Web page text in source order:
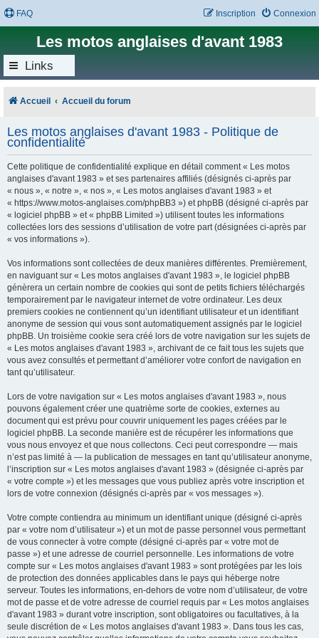
FAQ Connexion
Inscription
Les motos anglaises d'avant 1983
Links
Accueil Accueil du forum
Les motos anglaises d'avant 1983 - Politique de
confidentialité
Cette politique de confidentialité explique en détail comment « Les motos
anglaises d'avant 1983 » et ses partenaires affiliés (désignés ci-après par
« nous », « notre », « nos », « Les motos anglaises d'avant 1983 » et
« https://www.motos-anglaises.com/phpBB3 ») et phpBB (désigné ci-après par
« logiciel phpBB » et « phpBB Limited ») utilisent toutes les informations
collectées lors des sessions d’utilisation de votre part (désignées ci-après par
« vos informations »).
Vos informations sont collectées de deux manières différentes. Premièrement,
en naviguant sur « Les motos anglaises d'avant 1983 », le logiciel phpBB
génèrera un certain nombre de cookies qui sont de petits fichiers téléchargés
temporairement par le navigateur internet de votre ordinateur. Les deux
premiers cookies ne contiennent qu’un identifiant utilisateur et un identifiant
anonyme de session qui vous sont automatiquement assignés par le logiciel
phpBB. Un troisième cookie sera créé lors de votre navigation sur les sujets de
« Les motos anglaises d'avant 1983 », archivant de ce fait tous les sujets que
vous avez consultés et permettant d’améliorer votre confort de navigation en
tant qu’utilisateur.
Lors de votre navigation sur « Les motos anglaises d'avant 1983 », nous
pouvons également créer une quatrième sorte de cookies, externes au
document qui est prévu pour couvrir uniquement les pages créées par le
logiciel phpBB. La seconde manière est de récupérer les informations que
vous nous envoyez et que nous collectons. Ceci peut correspondre — mais
n’est pas limité à — la publication de messages en tant qu’utilisateur anonyme,
l’inscription sur « Les motos anglaises d'avant 1983 » (désignée ci-après par
« votre compte ») et les messages que vous publiez après votre inscription et
lors de votre connexion (désignés ci-après par « vos messages »).
Votre compte contiendra au minimum un identifiant unique (désigné ci-après
par « votre nom d’utilisateur ») et un mot de passe personnel vous permettant
de vous connecter à votre compte (désigné ci-après par « votre mot de
passe ») et une adresse de courriel personnelle. Les informations de votre
compte sur « Les motos anglaises d'avant 1983 » sont protégées par les lois
de protection des données applicables dans le pays qui héberge notre
serveur. Toutes les informations, en-dehors de votre nom d’utilisateur, de votre
mot de passe et de votre adresse de courriel requis par « Les motos anglaises
d'avant 1983 » durant votre inscription, sont obligatoires ou facultatives, à la
seule discrétion de « Les motos anglaises d'avant 1983 ». Dans tous les cas,